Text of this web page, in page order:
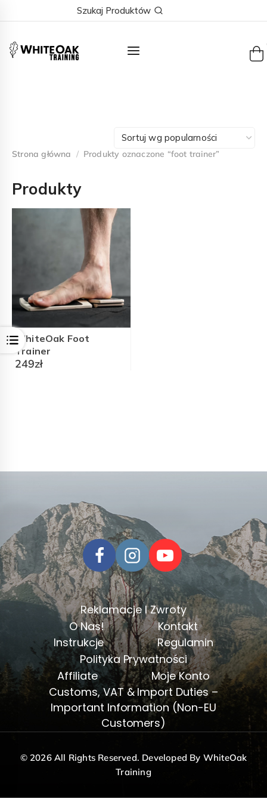
to
Szukaj Produktów
Open
Strona główna / Produkty oznaczone “foot trainer”
Produkty
WhiteOak Foot
Trainer
249zł
Reklamacje I Zwroty
O Nas!
Kontakt
Instrukcje
Regulamin
Polityka Prywatności
Affiliate
Moje Konto
Customs, VAT & Import Duties –
Important Information (Non-EU
Customers)
© 2026 All Rights Reserved. Developed By WhiteOak
Training